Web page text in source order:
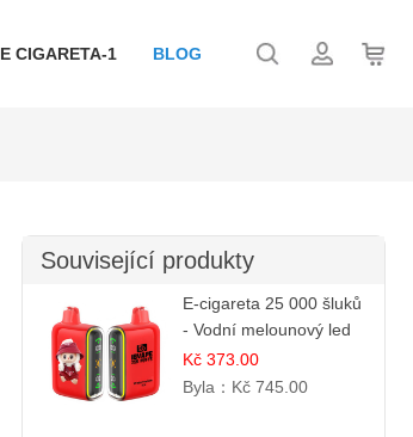
E CIGARETA-1 BLOG
Související produkty
E-cigareta 25 000 šluků
- Vodní melounový led
Kč 373.00
Byla： Kč 745.00